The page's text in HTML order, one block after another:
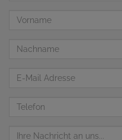
Vorname
Nachname
Telefon
Nachricht